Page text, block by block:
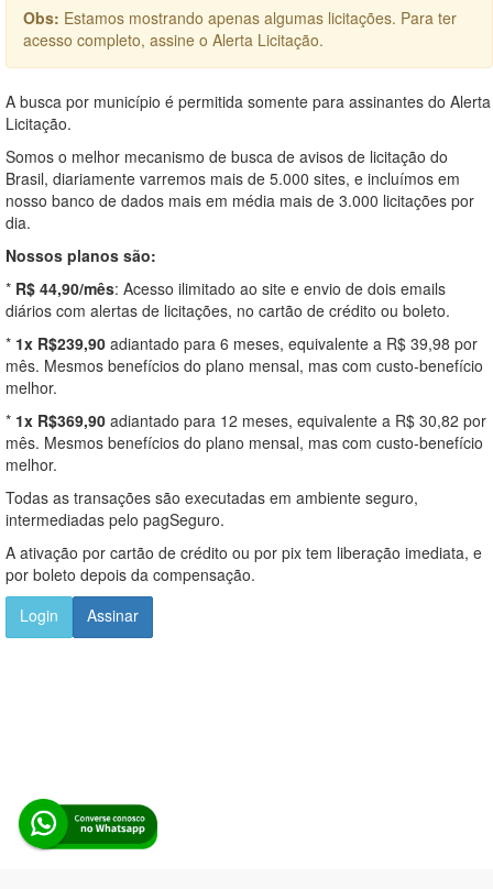
Obs: Estamos mostrando apenas algumas licitações. Para ter
acesso completo, assine o Alerta Licitação.
A busca por município é permitida somente para assinantes do Alerta
Licitação.
Somos o melhor mecanismo de busca de avisos de licitação do
Brasil, diariamente varremos mais de 5.000 sites, e incluímos em
nosso banco de dados mais em média mais de 3.000 licitações por
dia.
Nossos planos são:
* R$ 44,90/mês: Acesso ilimitado ao site e envio de dois emails
diários com alertas de licitações, no cartão de crédito ou boleto.
* 1x R$239,90 adiantado para 6 meses, equivalente a R$ 39,98 por
mês. Mesmos benefícios do plano mensal, mas com custo-benefício
melhor.
* 1x R$369,90 adiantado para 12 meses, equivalente a R$ 30,82 por
mês. Mesmos benefícios do plano mensal, mas com custo-benefício
melhor.
Todas as transações são executadas em ambiente seguro,
intermediadas pelo pagSeguro.
A ativação por cartão de crédito ou por pix tem liberação imediata, e
por boleto depois da compensação.
Login
Assinar